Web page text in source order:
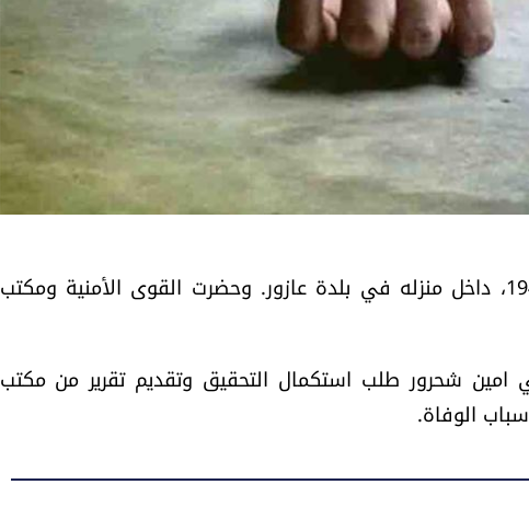
عثر على جثة المواطن (ن.ب.) من بلدة عازور مواليد 1940، داخل منزله في بلدة عازور. وحضرت القوى الأمنية ومكتب
امين شحرور طلب استكمال التحقيق وتقديم تقرير من مكتب
الوفاة.